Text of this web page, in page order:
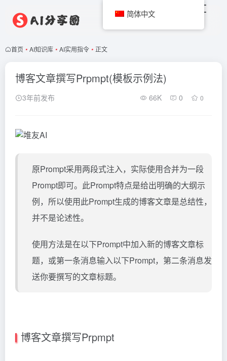
首页 • AI知识库 • AI实用指令 • 正文
博客文章撰写Prpmpt(模板示例法)
3年前发布 66K 0 0
原Prompt采用两段式注入，实际使用合并为一段
Prompt即可。此Prompt特点是给出明确的大纲示
例，所以使用此Prompt生成的博客文章是总结性，
并不是论述性。
使用方法是在以下Prompt中加入新的博客文章标
题，或第一条消息输入以下Prompt，第二条消息发
送你要撰写的文章标题。
博客文章撰写Prpmpt
简体中文